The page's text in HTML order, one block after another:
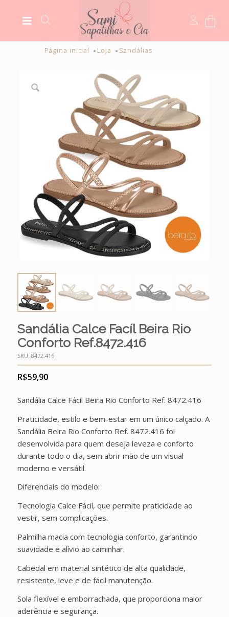
Página inicial Loja Sandálias
Sandália Calce Facíl Beira Rio
Conforto Ref.8472.416
SKU: 8472.416
R$59,90
Sandália Calce Fácil Beira Rio Conforto Ref. 8472.416
Praticidade, estilo e bem-estar em um único calçado. A
Sandália Beira Rio Conforto Ref. 8472.416 foi
desenvolvida para quem deseja leveza e conforto
durante todo o dia, sem abrir mão de um visual
moderno e versátil.
Diferenciais do modelo:
Tecnologia Calce Fácil, que permite praticidade ao
vestir, sem complicações.
Palmilha macia com tecnologia conforto, garantindo
suavidade e alívio ao caminhar.
Cabedal em material sintético de alta qualidade,
resistente, leve e de fácil manutenção.
Sola flexível e emborrachada, que proporciona maior
aderência e segurança.